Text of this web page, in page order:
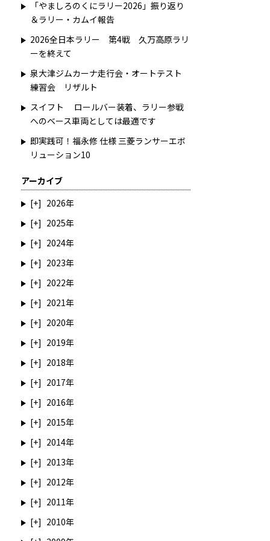
「やましろのくにラリー2026」振り返り
＆ラリー・カムイ報告
2026全日本ラリー 第4戦 久万高原ラリ
ーを終えて
泉大津ジムカーナ走行会・オートテスト
練習会 リザルト
スイフト ロールバー装着、ラリー参戦
へのベース車両としては最適です
即実践可！福永修 仕様 三菱ランサーエボ
リューション10
アーカイブ
2026
2025
2024
2023
2022
2021
2020
2019
2018
2017
2016
2015
2014
2013
2012
2011
2010